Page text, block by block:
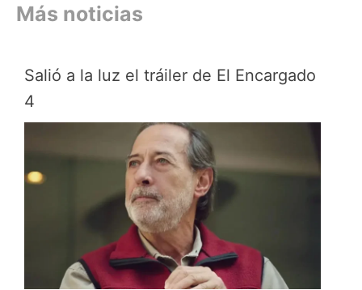
Más noticias
Salió a la luz el tráiler de El Encargado
4